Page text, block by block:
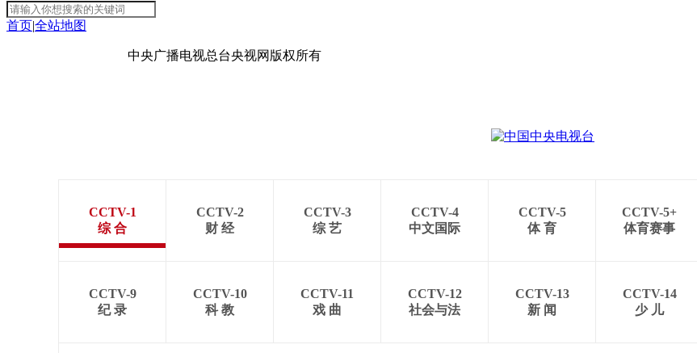
首页|全站地图
中央广播电视总台央视网 版权所有
CCTV-1
综 合
CCTV-2
财 经
CCTV-3
综 艺
CCTV-4
中文国际
CCTV-5
体 育
CCTV-5+
体育赛事
CCTV-9
纪 录
CCTV-10
科 教
CCTV-11
戏 曲
CCTV-12
社会与法
CCTV-13
新 闻
CCTV-14
少 儿